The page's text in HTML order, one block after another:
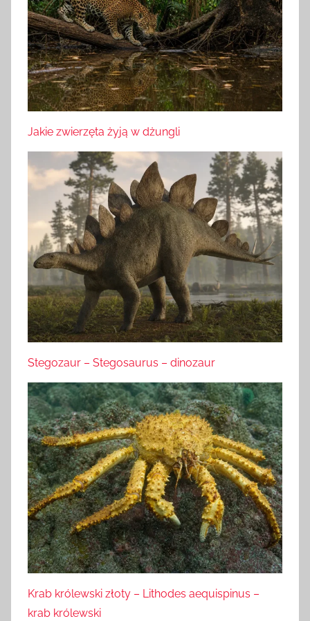
Jakie zwierzęta żyją w dżungli
Stegozaur – Stegosaurus – dinozaur
Krab królewski złoty – Lithodes aequispinus –
krab królewski